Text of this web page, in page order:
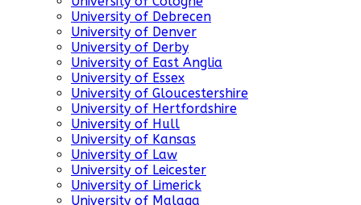
University of Debrecen
University of Denver
University of Derby
University of East Anglia
University of Essex
University of Gloucestershire
University of Hertfordshire
University of Hull
University of Kansas
University of Law
University of Leicester
University of Limerick
University of Malaga